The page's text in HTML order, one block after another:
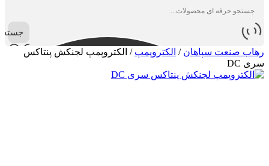
رهاب صنعت سپاهان / الکتروپمپ / الکتروپمپ لجنکش پنتاکس
سری DC